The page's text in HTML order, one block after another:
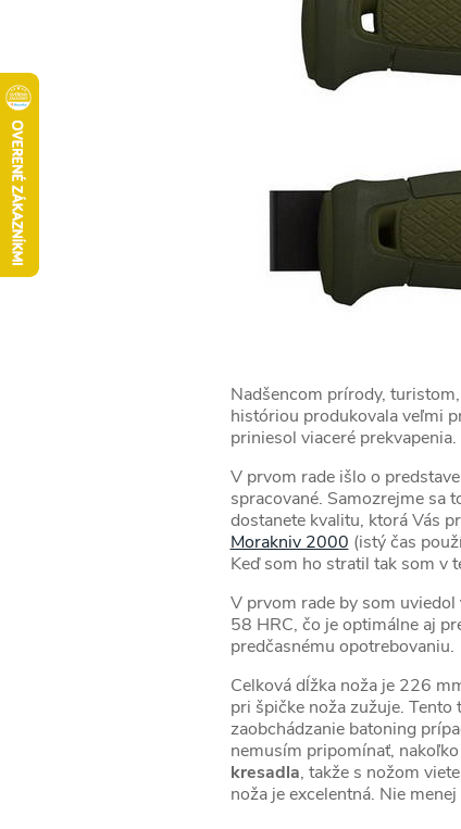
Nadšencom prírody,
históriou produkovala veľmi
priniesol viaceré prekvapenia.
V prvom rade išlo o
spracované. Samozrejme sa
dostanete kvalitu, ktorá Vás
Morakniv 2000 (istý čas
Keď som ho stratil tak som v
V prvom rade by som uviedol
58 HRC, čo je optimálne aj
predčasnému opotrebovaniu.
Celková dĺžka noža je 226
pri špičke noža zužuje.
zaobchádzanie batoning
nemusím pripomínať,
kresadla, takže s nožom
noža je excelentná. Nie